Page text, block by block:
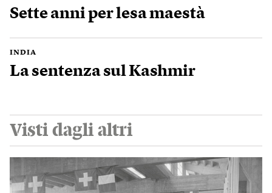
Sette anni per lesa maestà
INDIA
La sentenza sul Kashmir
Visti dagli altri